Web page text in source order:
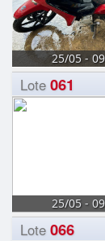
25/05 -
Lote 061
25/05 -
Lote 066